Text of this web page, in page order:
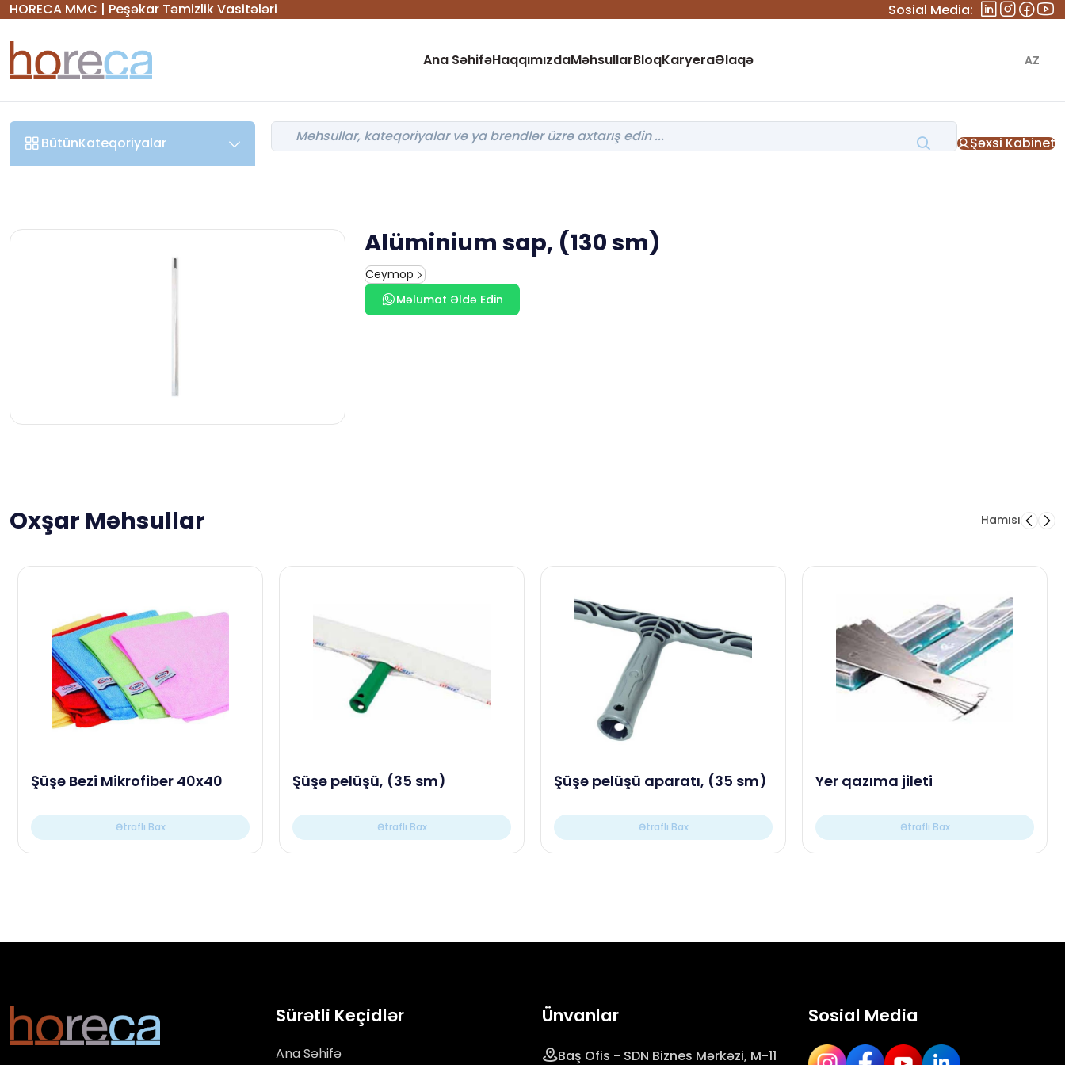
HORECA MMC | Peşəkar Təmizlik Vasitələri Sosial Media:
Ana SəhifəHaqqımızdaMəhsullarBloqKaryeraƏlaqə AZ
BütünKateqoriyalar Şəxsi Kabinet
Alüminium sap, (130 sm)
Ceymop
Məlumat Əldə Edin
Oxşar Məhsullar Hamısı
Şüşə Bezi Mikrofiber 40x40
Ətraflı Bax
Şüşə pelüşü, (35 sm)
Ətraflı Bax
Şüşə pelüşü aparatı, (35 sm)
Ətraflı Bax
Yer qazıma jileti
Ətraflı Bax
Sürətli Keçidlər
Ana Səhifə
Ünvanlar
Baş Ofis - SDN Biznes Mərkəzi, M-11
Sosial Media